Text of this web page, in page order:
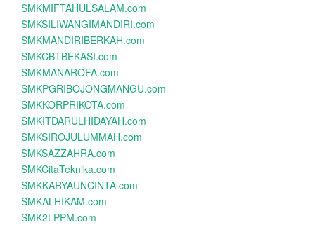
SMKMIFTAHULSALAM.com
SMKSILIWANGIMANDIRI.com
SMKMANDIRIBERKAH.com
SMKCBTBEKASI.com
SMKMANAROFA.com
SMKPGRIBOJONGMANGU.com
SMKKORPRIKOTA.com
SMKITDARULHIDAYAH.com
SMKSIROJULUMMAH.com
SMKSAZZAHRA.com
SMKCitaTeknika.com
SMKKARYAUNCINTA.com
SMKALHIKAM.com
SMK2LPPM.com